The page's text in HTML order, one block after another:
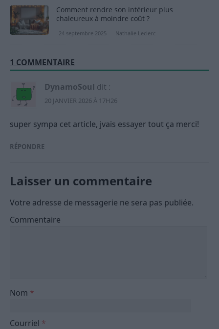
Comment rendre son intérieur plus
chaleureux à moindre coût ?
24 septembre 2025 Nathalie Leclerc
1 COMMENTAIRE
DynamoSoul dit :
20 JANVIER 2026 À 17H26
super sympa cet article, jvais essayer tout ça merci!
RÉPONDRE
Laisser un commentaire
Votre adresse de messagerie ne sera pas publiée.
Commentaire
Nom *
Courriel *